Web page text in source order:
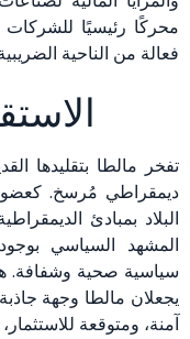
محركًا رئيسيًا للشركات
فعالة من الناحية
تفخر مالطا بتقليدها
ديمقراطي مُرسخ. كعضو
البلاد بمبادئ
المشهد السياسي
سياسية صحية وشفافة. هذا
يجعلان مالطا وجهة
آمنة، ومتوقعة